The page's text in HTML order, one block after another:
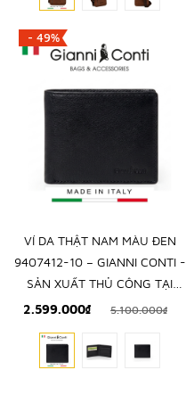
- 49%
VÍ DA THẬT NAM MÀU ĐEN
9407412-10 – GIANNI CONTI -
SẢN XUẤT THỦ CÔNG TẠI
ITALY
2.599.000₫ 5.100.000₫